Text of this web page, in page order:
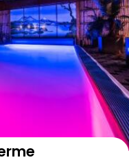
Auf der Karte anzeigen